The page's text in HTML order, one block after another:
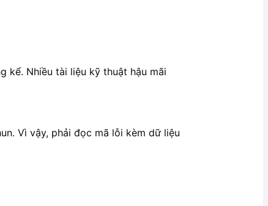
kể. Nhiều tài liệu kỹ thuật hậu mãi
Vì vậy, phải đọc mã lỗi kèm dữ liệu